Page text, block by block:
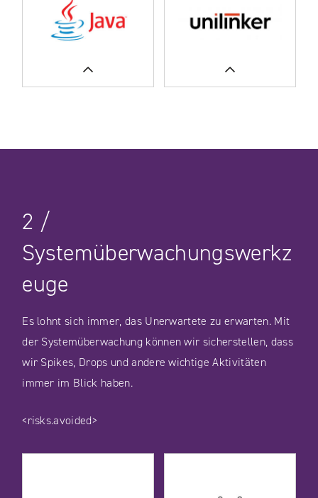
ERFAHREN SIE MEHR
2 /
Systemüberwachungswerkz
euge
Es lohnt sich immer, das Unerwartete zu erwarten. Mit
der Systemüberwachung können wir sicherstellen, dass
wir Spikes, Drops und andere wichtige Aktivitäten
immer im Blick haben.
<risks.avoided>